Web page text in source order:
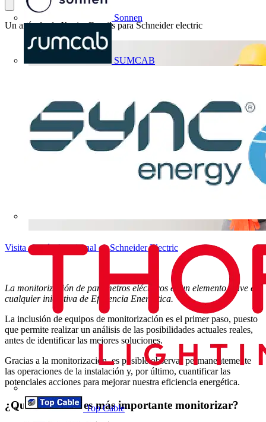
Sonnen
SUMCAB
Top Cable
Un artículo de Xavier Barnils para Schneider electric
Visita el artículo original en Schneider Electric
La monitorización de parámetros eléctricos es un elemento clave en
cualquier iniciativa de Eficiencia Energética.
La inclusión de equipos de monitorización es el primer paso, puesto
que permite realizar un análisis de las posibilidades actuales reales,
antes de identificar las mejores soluciones.
Gracias a la monitorización, es posible observar permanentemente
las operaciones de la instalación y, por último, cuantificar las
potenciales acciones para mejorar nuestra eficiencia energética.
¿Qué elementos es más importante monitorizar?